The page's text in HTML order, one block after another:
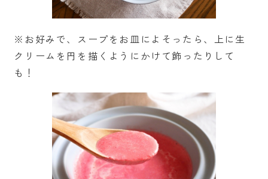
※お好みで、スープをお皿によそったら、上に生
クリームを円を描くようにかけて飾ったりして
も！